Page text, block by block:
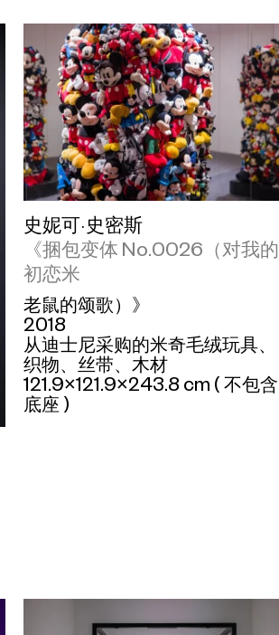
史妮可·史密斯
《捆包变体 No.0026（对我的
初恋米
老鼠的颂歌）》
2018
从迪士尼采购的米奇毛绒玩具、
织物、丝带、木材
121.9×121.9×243.8 cm ( 不包含
底座 )